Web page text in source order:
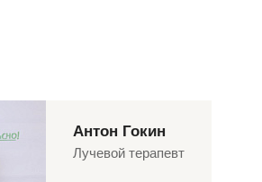
Антон Гокин
Лучевой терапевт